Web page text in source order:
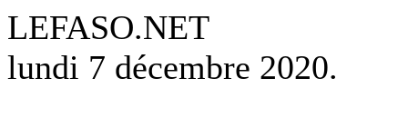
LEFASO.NET
lundi 7 décembre 2020.